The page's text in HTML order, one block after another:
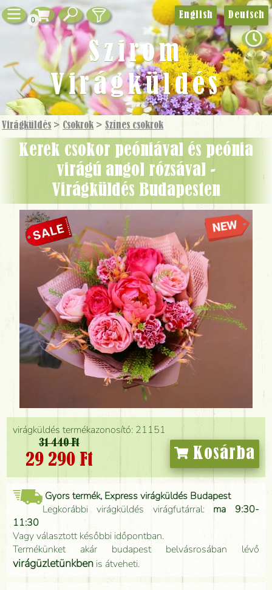
0
Virágküldés > Csokrok >Színes csokrok
Kerek csokor peóniával és peónia
virágú angol rózsával -
Virágküldés Budapesten
virágküldés termékazonosító: 21151
31 440 Ft
29 290 Ft Kosárba
Gyors termék, Express virágküldés Budapest
Legkorábbi virágküldés virágfutárral: ma 9:30-
11:30
Vagy választott későbbi időpontban.
Termékünket akár budapest belvásrosában lévő
virágüzletünkben is átveheti.
English Deutsch
Szirom
Virágküldés